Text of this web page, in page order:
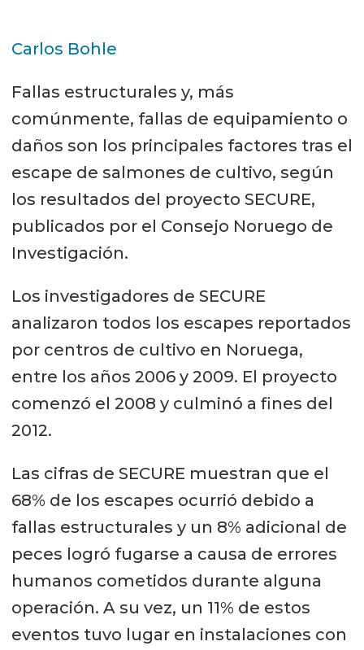
Carlos Bohle
Fallas estructurales y, más
comúnmente, fallas de equipamiento o
daños son los principales factores tras el
escape de salmones de cultivo, según
los resultados del proyecto SECURE,
publicados por el Consejo Noruego de
Investigación.
Los investigadores de SECURE
analizaron todos los escapes reportados
por centros de cultivo en Noruega,
entre los años 2006 y 2009. El proyecto
comenzó el 2008 y culminó a fines del
2012.
Las cifras de SECURE muestran que el
68% de los escapes ocurrió debido a
fallas estructurales y un 8% adicional de
peces logró fugarse a causa de errores
humanos cometidos durante alguna
operación. A su vez, un 11% de estos
eventos tuvo lugar en instalaciones con